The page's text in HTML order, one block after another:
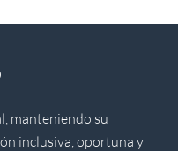
manteniendo su
inclusiva, oportuna y